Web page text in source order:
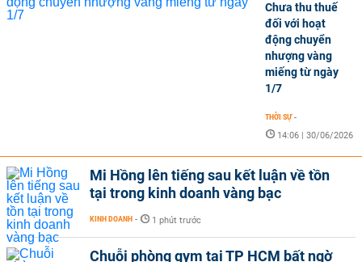
Chưa thu thuế
đối với hoạt
động chuyển
nhượng vàng
miếng từ ngày
1/7
THỜI SỰ -
14:06 | 30/06/2026
Mi Hồng lên tiếng sau kết luận về tồn
tại trong kinh doanh vàng bạc
KINH DOANH - 1 phút trước
Chuỗi phòng gym tại TP HCM bất ngờ